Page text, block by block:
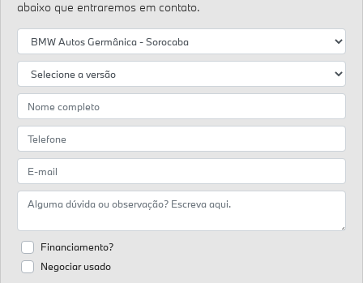
abaixo que entraremos em contato.
Financiamento?
Negociar usado